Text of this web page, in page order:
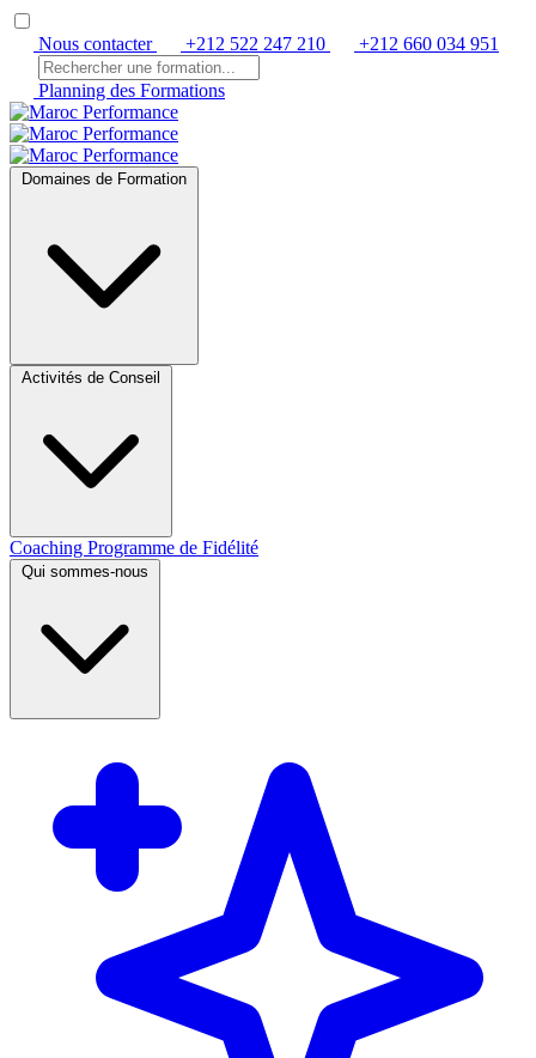
Nous contacter +212 522 247 210 +212 660 034 951
Planning des Formations
Domaines de Formation
Activités de Conseil
Coaching Programme de Fidélité
Qui sommes-nous